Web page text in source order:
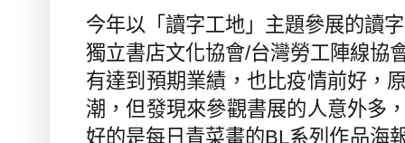
今年以「讀字工地」主題參展的讀
獨立書店文化協會/台灣勞工陣線協
有達到預期業績，也比疫情前好，
潮，但發現來參觀書展的人意外多
好的是每日青菜畫的BL系列作品海